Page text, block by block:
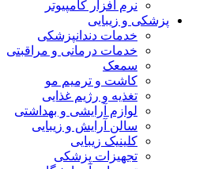
نرم افزار کامپیوتر
پزشکی و زیبایی
خدمات دندانپزشکی
خدمات درمانی و مراقبتی
سمعک
کاشت و ترمیم مو
تغذیه و رژیم غذایی
لوازم آرایشی و بهداشتی
سالن آرایش و زیبایی
کلینیک زیبایی
تجهیزات پزشکی